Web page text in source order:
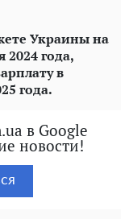
Украины на
2024 года,
в
года.
в Google
новости!